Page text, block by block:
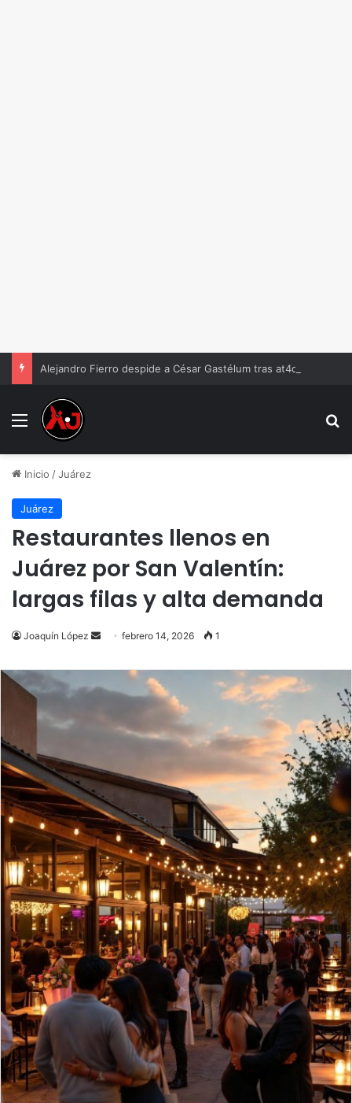
Menu
Inicio /Juárez
Juárez
Restaurantes llenos en
Juárez por San Valentín:
largas filas y alta demanda
Joaquín López
Send
email
febrero 14, 2026 1